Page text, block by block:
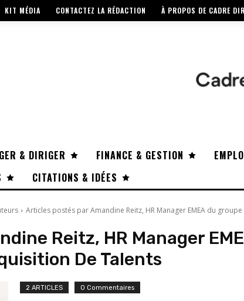
KIT MÉDIA CONTACTEZ LA RÉDACTION À PROPOS DE CADRE
& DIRIGER FINANCE & GESTION
CITATIONS & IDÉES
Articles postés par Amandine Reitz, HR Manager EMEA du
Reitz, HR Manager
De Talents
2 ARTICLES 0 Commentaires